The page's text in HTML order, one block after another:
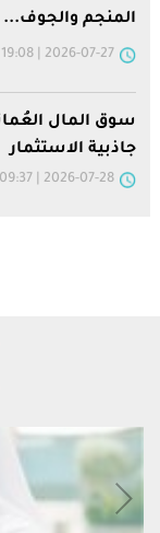
المنجم والجوف...
2026-07-27 | 19:08
سوق المال
جاذبية الاستثمار
2026-07-28 | 09:37